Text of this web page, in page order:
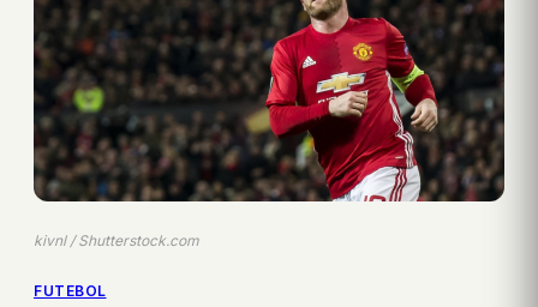
kivnl / Shutterstock.com
FUTEBOL